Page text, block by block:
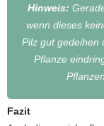
Hinweis:
wenn dieses
Pilz gut gedeihen
Pflanze
Fazit